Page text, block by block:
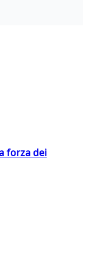
forza dei